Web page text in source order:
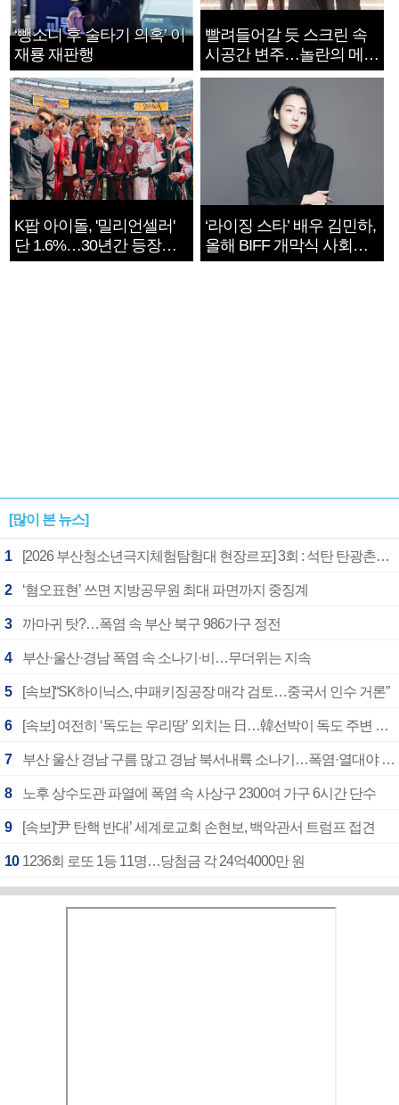
‘뺑소니 후 술타기 의혹’ 이
재룡 재판행
빨려들어갈 듯 스크린 속
시공간 변주…놀란의 메시
지는 ‘전쟁 속죄’
K팝 아이돌, '밀리언셀러'
단 1.6%…30년간 등장
1182개팀 전수조사
‘라이징 스타’ 배우 김민하,
올해 BIFF 개막식 사회자
확정
[많이 본 뉴스]
1 [2026 부산청소년극지체험탐험대 현장르포] 3회 : 석탄 탄광촌에서 북극 연구의 중심지로
2 ‘혐오표현’ 쓰면 지방공무원 최대 파면까지 중징계
3 까마귀 탓?…폭염 속 부산 북구 986가구 정전
4 부산·울산·경남 폭염 속 소나기·비…무더위는 지속
5 [속보]“SK하이닉스, 中패키징공장 매각 검토…중국서 인수 거론”
6 [속보] 여전히 ‘독도는 우리땅’ 외치는 日…韓선박이 독도 주변 해양조사 활동하자 반발
7 부산 울산 경남 구름 많고 경남 북서내륙 소나기…폭염·열대야 계속
8 노후 상수도관 파열에 폭염 속 사상구 2300여 가구 6시간 단수
9 [속보]‘尹 탄핵 반대’ 세계로교회 손현보, 백악관서 트럼프 접견
10 1236회 로또 1등 11명…당첨금 각 24억4000만 원